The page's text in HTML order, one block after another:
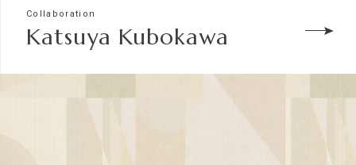
Collaboration
Katsuya Kubokawa